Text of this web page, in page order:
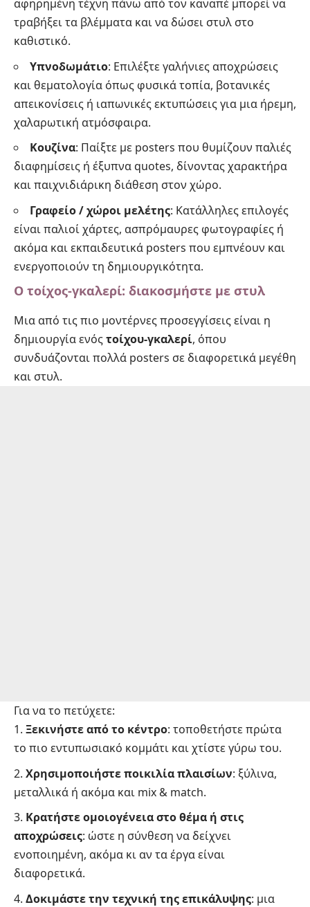
αφηρημένη τέχνη πάνω από τον καναπέ μπορεί να
τραβήξει τα βλέμματα και να δώσει στυλ στο
καθιστικό.
Υπνοδωμάτιο: Επιλέξτε γαλήνιες αποχρώσεις
και θεματολογία όπως φυσικά τοπία, βοτανικές
απεικονίσεις ή ιαπωνικές εκτυπώσεις για μια ήρεμη,
χαλαρωτική ατμόσφαιρα.
Κουζίνα: Παίξτε με posters που θυμίζουν παλιές
διαφημίσεις ή έξυπνα quotes, δίνοντας χαρακτήρα
και παιχνιδιάρικη διάθεση στον χώρο.
Γραφείο / χώροι μελέτης: Κατάλληλες επιλογές
είναι παλιοί χάρτες, ασπρόμαυρες φωτογραφίες ή
ακόμα και εκπαιδευτικά posters που εμπνέουν και
ενεργοποιούν τη δημιουργικότητα.
Ο τοίχος-γκαλερί: διακοσμήστε με στυλ
Μια από τις πιο μοντέρνες προσεγγίσεις είναι η
δημιουργία ενόςτοίχου-γκαλερί, όπου
συνδυάζονται πολλά posters σε διαφορετικά μεγέθη
και στυλ.
Για να το πετύχετε:
Ξεκινήστε από το κέντρο: τοποθετήστε πρώτα
το πιο εντυπωσιακό κομμάτι και χτίστε γύρω του.
Χρησιμοποιήστε ποικιλία πλαισίων: ξύλινα,
μεταλλικά ή ακόμα και mix & match.
Κρατήστε ομοιογένεια στο θέμα ή στις
αποχρώσεις: ώστε η σύνθεση να δείχνει
ενοποιημένη, ακόμα κι αν τα έργα είναι
διαφορετικά.
Δοκιμάστε την τεχνική της επικάλυψης: μια